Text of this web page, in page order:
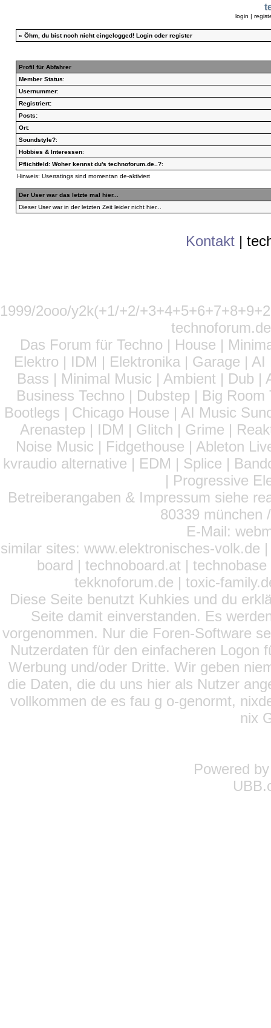
login |
» Öhm, du bist noch nicht eingelogged! Loginoder register
Profil für Abfahrer
Member Status:
Usernummer:
Registriert:
Posts:
Ort:
Soundstyle?:
Hobbies & Interessen:
Pflichtfeld: Woher kennst du's technoforum.de..?:
Hinweis: Userratings sind momentan de-aktiviert
Der User war das letzte mal hier...
Dieser User war in der letzten Zeit leider nicht hier...
Kontakt |
1999/2ooo/y2k(+1/+2/
Das Forum für Techno | House |
Elektro | IDM | Elektronika | Garage |
Bass | Minimal Music | Ambient | Dub
Business Techno | Dubstep | Big
Bootlegs | Chicago House | AI Music
Arenastep | IDM | Glitch | Grime |
Noise Music | Fidgethouse | Ableton
kvraudio alternative | EDM | Splice |
| Progressive
Betreiberangaben & Impressum siehe
80339 münchen
E-Mail:
similar sites: www.elektronisches-volk.de
board | technoboard.at |
tekknoforum.de | toxic-
Diese Seite benutzt Kuhkies und du
Seite damit einverstanden. Es
vorgenommen. Nur die Foren-Software
Nutzerdaten für den einfacheren Logon
Werbung und/oder Dritte. Wir geben
die Daten, die du uns hier als Nutzer
vollkommen de es fau g o-genormt,
nix
Powered